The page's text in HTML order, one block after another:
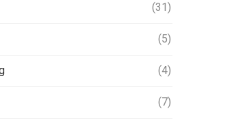
(31)
(5)
(4)
(7)